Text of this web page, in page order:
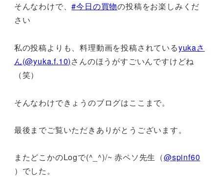
そんなわけで、#今日の買物の投稿をお楽しみくだ
さい
私の投稿よりも、料理動画を投稿されているyukaさ
ん(@yuka.f.10)さんのほうがすごいんですけどね
（笑）
そんなわけできょうのブログはここまで。
最後までご覧いただきありがとうございます。
またどこかのLogで(^_^)/~ 赤ペソ先生（@spinf60
）でした。